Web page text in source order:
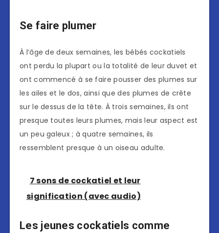
Se faire plumer
À l’âge de deux semaines, les bébés cockatiels
ont perdu la plupart ou la totalité de leur duvet et
ont commencé à se faire pousser des plumes sur
les ailes et le dos, ainsi que des plumes de crête
sur le dessus de la tête. À trois semaines, ils ont
presque toutes leurs plumes, mais leur aspect est
un peu galeux ; à quatre semaines, ils
ressemblent presque à un oiseau adulte.
7 sons de cockatiel et leur
signification (avec audio)
Les jeunes cockatiels comme